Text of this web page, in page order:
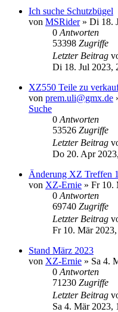
Ich suche Schutzbügel
von MSRider» Di 18.
0 Antworten
53398 Zugriffe
Letzter Beitrag
Di 18. Jul 2023,
XZ550 Teile zu
von prem.uli@gmx.de
Suche
0 Antworten
53526 Zugriffe
Letzter Beitrag
Do 20. Apr
Änderung XZ Treffen
von XZ-Ernie » Fr 10.
0 Antworten
69740 Zugriffe
Letzter Beitrag
Fr 10. Mär
Stand März 2023
von XZ-Ernie » Sa 4.
0 Antworten
71230 Zugriffe
Letzter Beitrag
Sa 4. Mär 2023,